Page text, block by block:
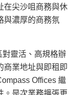
在尖沙咀商務與休
與濃厚的商務氛
靈活、高規格辦
商業地址與即租即
Offices 繼
。是次業務擴張更